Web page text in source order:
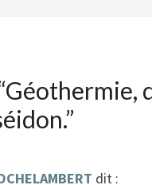
Géothermie,
”
dit :